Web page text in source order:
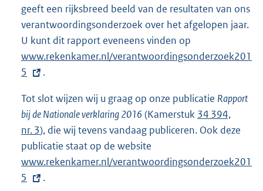
geeft een rijksbreed beeld van de resultaten van ons
verantwoordingsonderzoek over het afgelopen jaar.
U kunt dit rapport eveneens vinden op
x
r
n
e
i
www.rekenkamer.nl/verantwoordingsonderzoek201
5
.
Tot slot wijzen wij u graag op onze publicatie Rapport
bij de Nationale verklaring 2016(Kamerstuk 34 394,
nr. 3), die wij tevens vandaag publiceren. Ook deze
publicatie staat op de website
x
www.rekenkamer.nl/verantwoordingsonderzoek201
5
.